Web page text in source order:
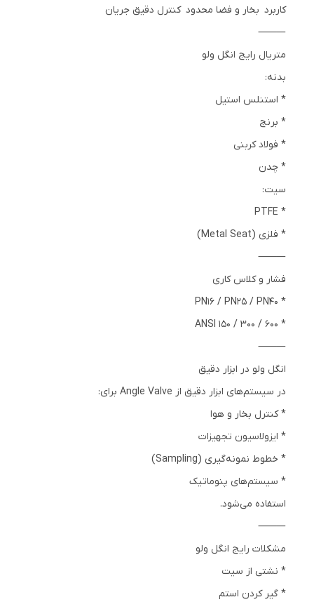
کاربرد بخار و فضا محدود کنترل دقیق جریان
⸻
متریال رایج انگل ولو
بدنه:
* استنلس استیل
* برنج
* فولاد کربنی
* چدن
سیت:
* PTFE
* فلزی (Metal Seat)
⸻
فشار و کلاس کاری
* PN16 / PN25 / PN40
* ANSI 150 / 300 / 600
⸻
انگل ولو در ابزار دقیق
در سیستم‌های ابزار دقیق از Angle Valve برای:
* کنترل بخار و هوا
* ایزولاسیون تجهیزات
* خطوط نمونه‌گیری (Sampling)
* سیستم‌های پنوماتیک
استفاده می‌شود.
⸻
مشکلات رایج انگل ولو
* نشتی از سیت
* گیر کردن استم